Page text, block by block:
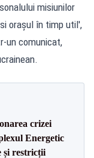
misiunilor
orașul în timp util',
un comunicat,
crizei
Energetic
și restricții